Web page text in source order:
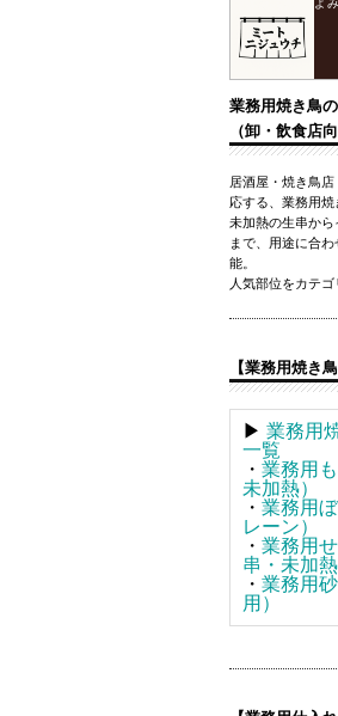
業務用焼き鳥
（卸・飲食店向
居酒屋・焼き鳥
応する、業務用焼
未加熱の生串か
まで、用途に合
能。
人気部位をカテゴ
【業務用焼き
▶ 業務用
一覧
・ 業務用
未加熱）
・ 業務用
レーン）
・ 業務用
串・未加熱
・ 業務用
用）